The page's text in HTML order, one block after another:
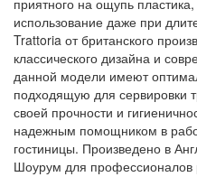
приятного на ощупь
использование даже при
Trattoria от британского
классического дизайна и
данной модели имеют
подходящую для сервировки
своей прочности и
надежным помощником в
гостиницы. Произведено в
Шоурум для профессионалов